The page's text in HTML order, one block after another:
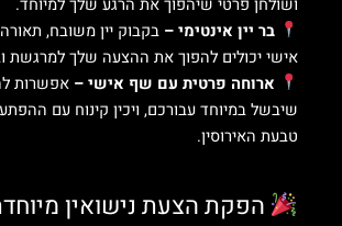
בר יין אינטימי – בקבוק יין משובח,
אישי יכולים להפוך את ההצעה שלך למרגשת
ארוחה פרטית עם שף אישי – אפשרות
שיבשל במיוחד עבורכם, ויכין קינוח עם
טבעת האירוסין.
הפקת הצעת נישואין